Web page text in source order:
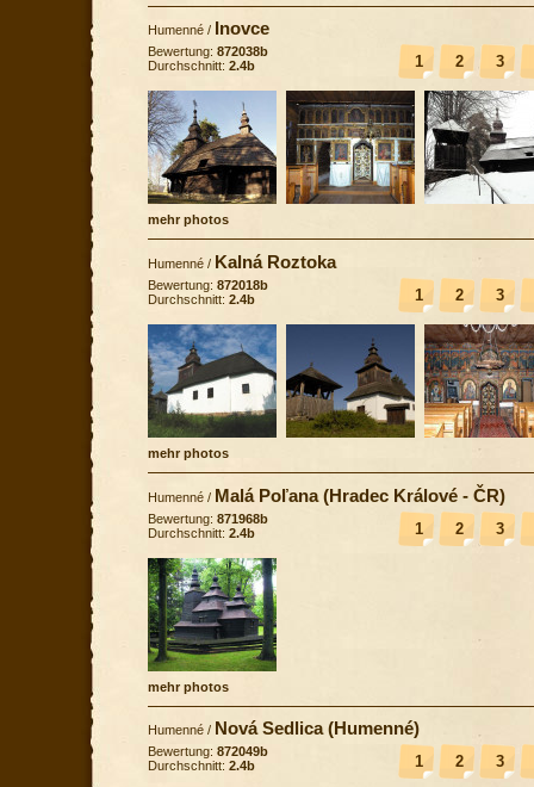
Humenné / Inovce
1 2 3
Bewertung: 872038b
Durchschnitt: 2.4b
mehr photos
Humenné / Kalná Roztoka
1 2 3
Bewertung: 872018b
Durchschnitt: 2.4b
mehr photos
Humenné / Malá Poľana (Hradec Králové - ČR)
1 2 3
Bewertung: 871968b
Durchschnitt: 2.4b
mehr photos
Humenné / Nová Sedlica (Humenné)
1 2 3
Bewertung: 872049b
Durchschnitt: 2.4b